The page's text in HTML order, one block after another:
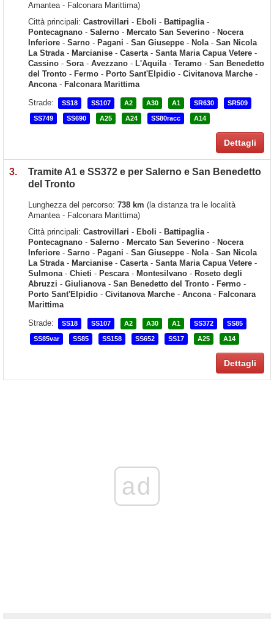
Amantea - Falconara Marittima)
Città principali: Castrovillari - Eboli - Battipaglia-
Pontecagnano - Salerno - Mercato San Severino - Nocera
Inferiore - Sarno - Pagani - San Giuseppe - Nola- San Nicola
La Strada- Marcianise - Caserta- Santa Maria Capua Vetere -
Cassino - Sora- Avezzano - L'Aquila- Teramo - San Benedetto
del Tronto - Fermo - Porto Sant'Elpidio - Civitanova Marche -
Ancona- Falconara Marittima
Strade:
SS18 SS107 A2 A30 A1 SR630 SR509
SS749 SS690 A25 A24 SS80racc A14
Dettagli
3.
Tramite A1 e SS372 e per Salerno e San Benedetto
del Tronto
Lunghezza del percorso: 738 km (la distanza tra le località
Amantea - Falconara Marittima)
Città principali: Castrovillari - Eboli - Battipaglia-
Pontecagnano - Salerno - Mercato San Severino - Nocera
Inferiore - Sarno - Pagani - San Giuseppe - Nola- San Nicola
La Strada- Marcianise - Caserta- Santa Maria Capua Vetere -
Sulmona- Chieti - Pescara- Montesilvano - Roseto degli
Abruzzi - Giulianova- San Benedetto del Tronto - Fermo -
Porto Sant'Elpidio - Civitanova Marche - Ancona- Falconara
Marittima
Strade:
SS18 SS107 A2 A30 A1 SS372 SS85
SS85var SS85 SS158 SS652 SS17 A25 A14
Dettagli
ad